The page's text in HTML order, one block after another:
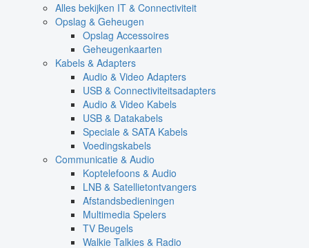
Alles bekijken IT & Connectiviteit
Opslag & Geheugen
Opslag Accessoires
Geheugenkaarten
Kabels & Adapters
Audio & Video Adapters
USB & Connectiviteitsadapters
Audio & Video Kabels
USB & Datakabels
Speciale & SATA Kabels
Voedingskabels
Communicatie & Audio
Koptelefoons & Audio
LNB & Satellietontvangers
Afstandsbedieningen
Multimedia Spelers
TV Beugels
Walkie Talkies & Radio